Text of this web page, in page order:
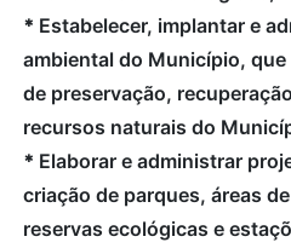
* Estabelecer, implantar e
ambiental do Município,
de preservação,
recursos naturais do
* Elaborar e administrar
criação de parques, áreas
reservas ecológicas e